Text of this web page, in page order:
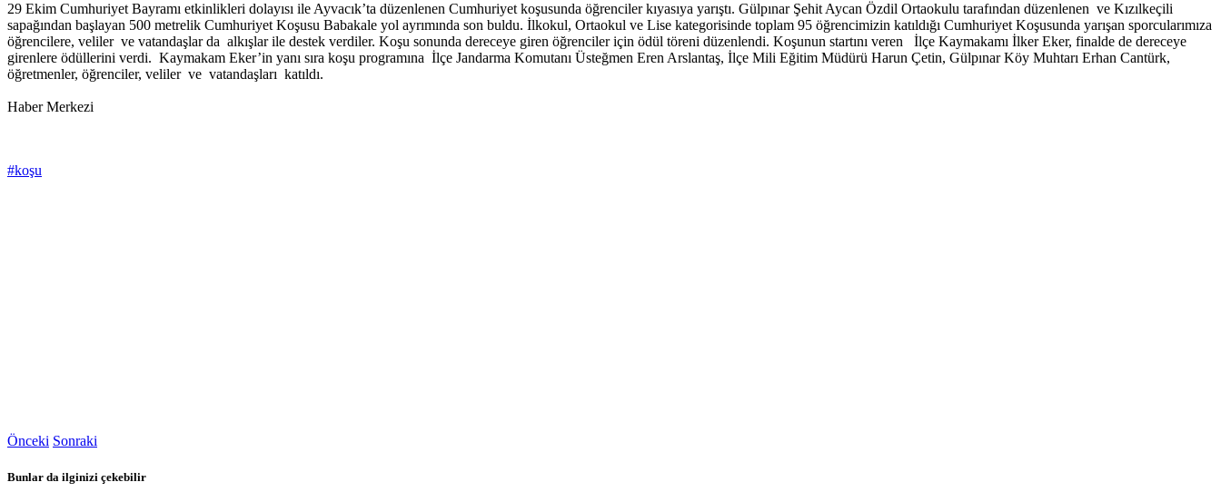
29 Ekim Cumhuriyet Bayramı etkinlikleri dolayısı ile Ayvacık’ta düzenlenen Cumhuriyet koşusunda öğrenciler kıyasıya yarıştı. Gülpınar Şehit Aycan Özdil Ortaokulu tarafından düzenlenen ve Kızılkeçili
sapağından başlayan 500 metrelik Cumhuriyet Koşusu Babakale yol ayrımında son buldu. İlkokul, Ortaokul ve Lise kategorisinde toplam 95 öğrencimizin katıldığı Cumhuriyet Koşusunda yarışan sporcularımıza
öğrencilere, veliler ve vatandaşlar da alkışlar ile destek verdiler. Koşu sonunda dereceye giren öğrenciler için ödül töreni düzenlendi. Koşunun startını veren İlçe Kaymakamı İlker Eker, finalde de dereceye
girenlere ödüllerini verdi. Kaymakam Eker’in yanı sıra koşu programına İlçe Jandarma Komutanı Üsteğmen Eren Arslantaş, İlçe Mili Eğitim Müdürü Harun Çetin, Gülpınar Köy Muhtarı Erhan Cantürk,
öğretmenler, öğrenciler, veliler ve vatandaşları katıldı.
Haber Merkezi
#koşu
Önceki Sonraki
Bunlar da ilginizi çekebilir